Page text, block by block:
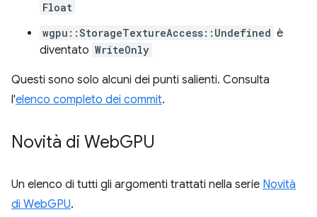
Float
wgpu::StorageTextureAccess::Undefined è
diventato WriteOnly
Questi sono solo alcuni dei punti salienti. Consulta
l'elenco completo dei commit.
Novità di WebGPU
Un elenco di tutti gli argomenti trattati nella serie Novità
di WebGPU.